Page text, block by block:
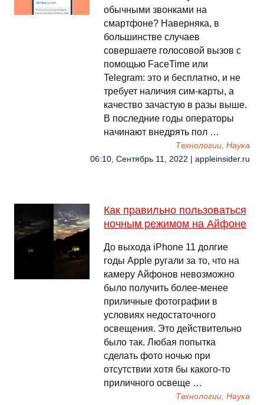
обычными звонками на
смартфоне? Наверняка, в
большинстве случаев
совершаете голосовой вызов с
помощью FaceTime или
Telegram: это и бесплатно, и не
требует наличия сим-карты, а
качество зачастую в разы выше.
В последние годы операторы
начинают внедрять пол …
Технологии, Наука
06:10, Сентябрь 11, 2022 | appleinsider.ru
Как правильно пользоваться
ночным режимом на Айфоне
До выхода iPhone 11 долгие
годы Apple ругали за то, что на
камеру Айфонов невозможно
было получить более-менее
приличные фотографии в
условиях недостаточного
освещения. Это действительно
было так. Любая попытка
сделать фото ночью при
отсутствии хотя бы какого-то
приличного освеще …
Технологии, Наука